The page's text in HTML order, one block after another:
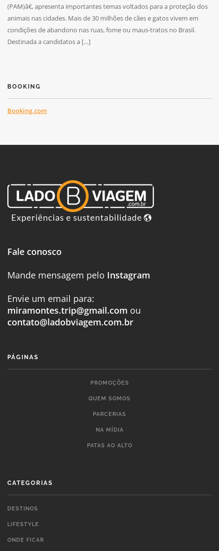
(PAM)â€, apresenta importantes temas voltados para a proteção dos
animais nas cidades. Mais de 30 milhões de cães e gatos vivem em
condições de abandono nas ruas, fome ou maus-tratos no Brasil.
Destinada a candidatos a […]
BOOKING
Booking.com
Fale conosco
Mande mensagem pelo Instagram
Envie um email para:
miramontes.trip@gmail.com ou
contato@ladobviagem.com.br
PÁGINAS
PROMOÇÕES
QUEM SOMOS
PARCERIAS
NA MÍDIA
PATAS AO ALTO
CATEGORIAS
DESTINOS
LIFESTYLE
ONDE FICAR